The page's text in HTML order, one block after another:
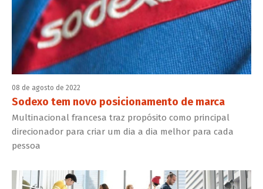
08 de agosto de 2022
Sodexo tem novo posicionamento de marca
Multinacional francesa traz propósito como principal
direcionador para criar um dia a dia melhor para cada
pessoa